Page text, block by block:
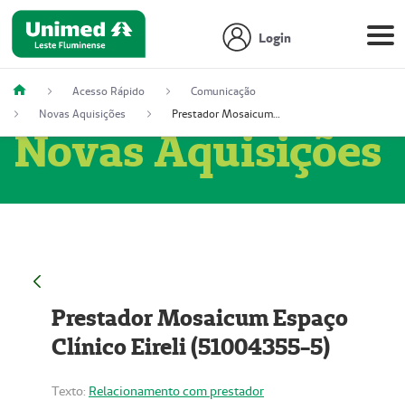
Login
Acesso Rápido
Comunicação
Novas Aquisições
Prestador Mosaicum Espaço Clínico Eireli (51004355-5)
Novas Aquisições
Prestador Mosaicum Espaço
Clínico Eireli (51004355-5)
Texto: Relacionamento com prestador